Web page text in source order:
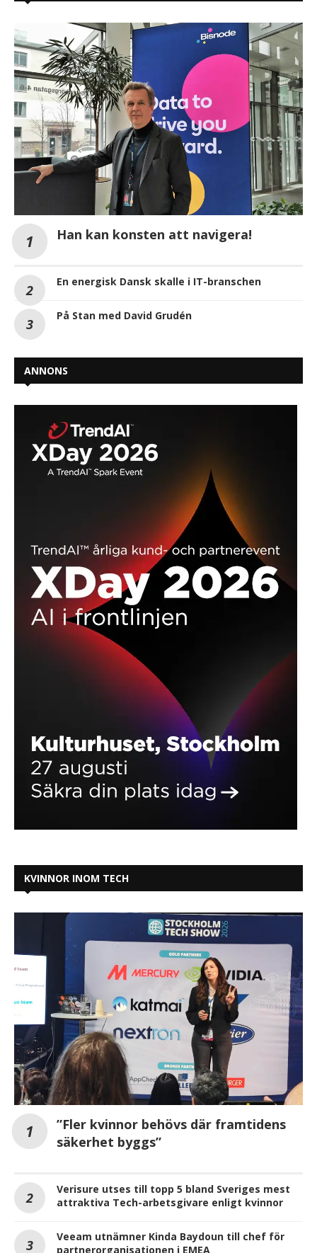
Han kan konsten att navigera!
En energisk Dansk skalle i IT-branschen
På Stan med David Grudén
ANNONS
KVINNOR INOM TECH
”Fler kvinnor behövs där framtidens
säkerhet byggs”
Verisure utses till topp 5 bland Sveriges mest
attraktiva Tech-arbetsgivare enligt kvinnor
Veeam utnämner Kinda Baydoun till chef för
partnerorganisationen i EMEA